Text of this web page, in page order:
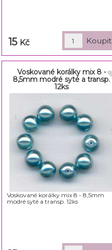
15 Kč
Voskované korálky mix 8 -
8,5mm modré syté a transp.
12ks
Voskované korálky mix 8 - 8,5mm
modré syté a transp. 12ks